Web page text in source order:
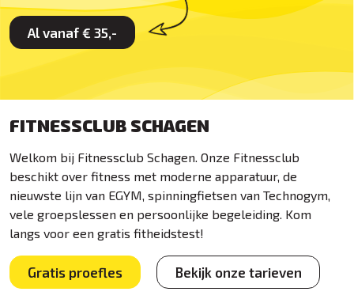
Al vanaf € 35,-
FITNESSCLUB SCHAGEN
Welkom bij Fitnessclub Schagen. Onze Fitnessclub
beschikt over fitness met moderne apparatuur, de
nieuwste lijn van EGYM, spinningfietsen van Technogym,
vele groepslessen en persoonlijke begeleiding. Kom
langs voor een gratis fitheidstest!
Gratis proefles Bekijk onze tarieven